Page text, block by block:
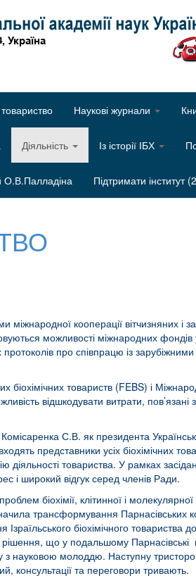
товариство Наукові журнали
Діяльність Із історії ІБХ
О.В.Палладіна Підтримати інститут
кооперації вітчизняних і
можливості міжнародних фондів
про співпрацю із
товариств (FEBS) і
відшкодувати витрати, пов’язані
С.В. як президента
представники усіх біохімічних
діяльності товариства. У рамках
і широкий відгук серед членів Ради.
біохімії, клітинної і
трансформування
біохімічного товариства
що у подальшому Парнасівські
з науковою молоддю. Наступну
консультації та переговори тривають.